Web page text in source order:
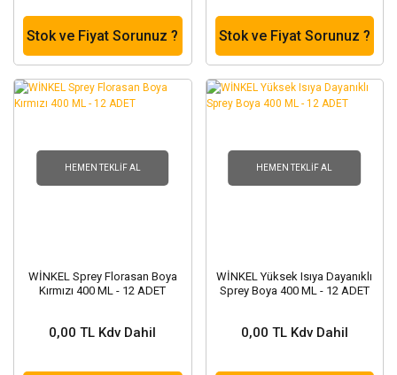
Stok ve Fiyat Sorunuz ? Stok ve Fiyat Sorunuz ?
HEMEN TEKLIF AL
WİNKEL Sprey Florasan Boya
Kırmızı 400 ML - 12 ADET
0,00 TL Kdv Dahil
HEMEN TEKLIF AL
WİNKEL Yüksek Isıya Dayanıklı
Sprey Boya 400 ML - 12 ADET
0,00 TL Kdv Dahil